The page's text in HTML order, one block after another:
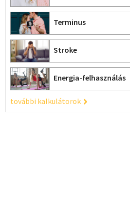
Terminus
Stroke
Energia-felhasználás
további kalkulátorok